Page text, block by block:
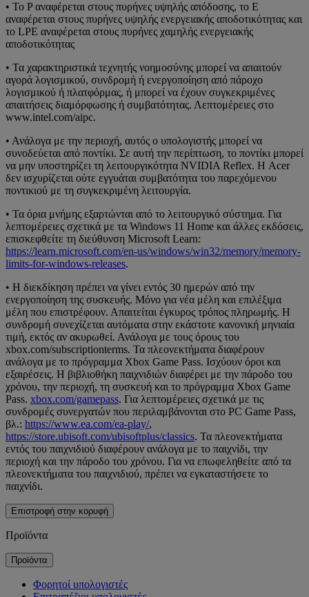
• Το P αναφέρεται στους πυρήνες υψηλής απόδοσης, το E
αναφέρεται στους πυρήνες υψηλής ενεργειακής αποδοτικότητας και
το LPE αναφέρεται στους πυρήνες χαμηλής ενεργειακής
αποδοτικότητας
• Τα χαρακτηριστικά τεχνητής νοημοσύνης μπορεί να απαιτούν
αγορά λογισμικού, συνδρομή ή ενεργοποίηση από πάροχο
λογισμικού ή πλατφόρμας, ή μπορεί να έχουν συγκεκριμένες
απαιτήσεις διαμόρφωσης ή συμβατότητας. Λεπτομέρειες στο
www.intel.com/aipc.
• Ανάλογα με την περιοχή, αυτός ο υπολογιστής μπορεί να
συνοδεύεται από ποντίκι. Σε αυτή την περίπτωση, το ποντίκι μπορεί
να μην υποστηρίζει τη λειτουργικότητα NVIDIA Reflex. Η Acer
δεν ισχυρίζεται ούτε εγγυάται συμβατότητα του παρεχόμενου
ποντικιού με τη συγκεκριμένη λειτουργία.
• Τα όρια μνήμης εξαρτώνται από το λειτουργικό σύστημα. Για
λεπτομέρειες σχετικά με τα Windows 11 Home και άλλες εκδόσεις,
επισκεφθείτε τη διεύθυνση Microsoft Learn:
https://learn.microsoft.com/en-us/windows/win32/memory/memory-
limits-for-windows-releases.
• Η διεκδίκηση πρέπει να γίνει εντός 30 ημερών από την
ενεργοποίηση της συσκευής. Μόνο για νέα μέλη και επιλέξιμα
μέλη που επιστρέφουν. Απαιτείται έγκυρος τρόπος πληρωμής. Η
συνδρομή συνεχίζεται αυτόματα στην εκάστοτε κανονική μηνιαία
τιμή, εκτός αν ακυρωθεί. Ανάλογα με τους όρους του
xbox.com/subscriptionterms. Τα πλεονεκτήματα διαφέρουν
ανάλογα με το πρόγραμμα Xbox Game Pass. Ισχύουν όροι και
εξαιρέσεις. Η βιβλιοθήκη παιχνιδιών διαφέρει με την πάροδο του
χρόνου, την περιοχή, τη συσκευή και το πρόγραμμα Xbox Game
Pass. xbox.com/gamepass. Για λεπτομέρειες σχετικά με τις
συνδρομές συνεργατών που περιλαμβάνονται στο PC Game Pass,
βλ.: https://www.ea.com/ea-play/,
https://store.ubisoft.com/ubisoftplus/classics. Τα πλεονεκτήματα
εντός του παιχνιδιού διαφέρουν ανάλογα με το παιχνίδι, την
περιοχή και την πάροδο του χρόνου. Για να επωφεληθείτε από τα
πλεονεκτήματα του παιχνιδιού, πρέπει να εγκαταστήσετε το
παιχνίδι.
Επιστροφή στην κορυφή
Προϊόντα
Προϊόντα
Φορητοί υπολογιστές